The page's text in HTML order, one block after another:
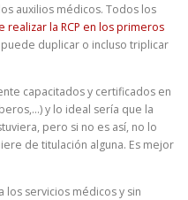
auxilios médicos. Todos los
realizar la RCP en los primeros
duplicar o incluso triplicar
capacitados y certificados en
y lo ideal sería que la
pero si no es así, no lo
de titulación alguna. Es mejor
los servicios médicos y sin